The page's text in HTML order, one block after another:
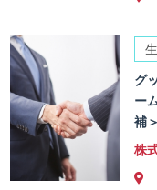
グ
ー
補＞
株